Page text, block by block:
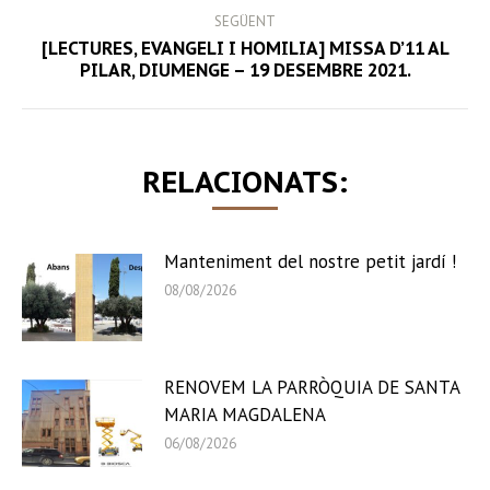
SEGÜENT
Next
[LECTURES, EVANGELI I HOMILIA] MISSA D’11 AL
PILAR, DIUMENGE – 19 DESEMBRE 2021.
RELACIONATS:
Manteniment del nostre petit jardí !
08/08/2026
RENOVEM LA PARRÒQUIA DE SANTA
MARIA MAGDALENA
06/08/2026